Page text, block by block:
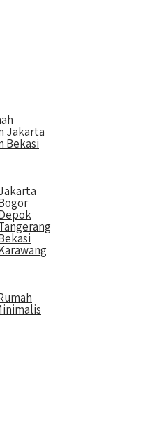
Jakarta
Bekasi